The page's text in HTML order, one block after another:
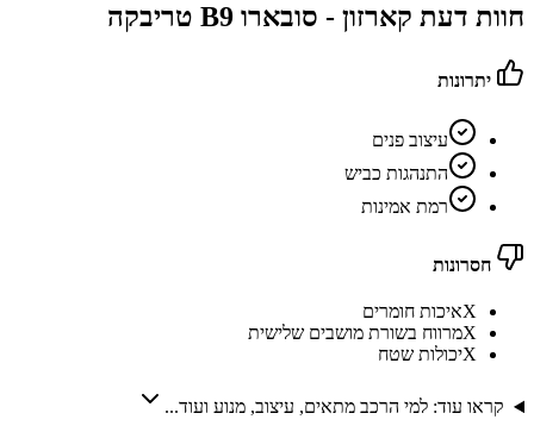
חוות דעת קארזון - סובארו B9 טריבקה
יתרונות
עיצוב פנים
התנהגות כביש
רמת אמינות
חסרונות
Xאיכות חומרים
Xמרווח בשורת מושבים שלישית
Xיכולות שטח
קראו עוד: למי הרכב מתאים, עיצוב, מנוע ועוד...